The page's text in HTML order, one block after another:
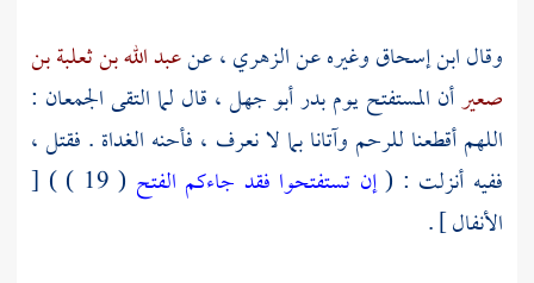
وقالابن إسحاقوغيره عنالزهري ،عنعبد الله بن ثعلبة بن
صعيرأن المستفتح يومبدرأبو جهل ، قال لما التقى الجمعان :
اللهم أقطعنا للرحم وآتانا بما لا نعرف ، فأحنه الغداة . فقتل ،
ففيه أنزلت : (إن تستفتحوا فقد جاءكم الفتح
( 19 ) ) [
الأنفال ] .